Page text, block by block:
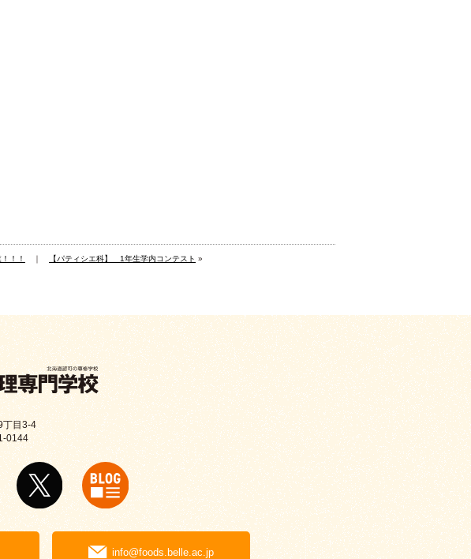
！！ ｜ 【パティシエ科】 1年生学内コンテスト »
目3-4
0144
info@foods.belle.ac.jp